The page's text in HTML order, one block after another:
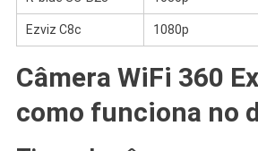
Ezviz C8c 1080p
Câmera WiFi 360
como funciona no